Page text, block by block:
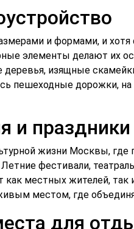
и формами, и
элементы делают их
деревья, изящные
пешеходные дорожки,
и праздники
жизни Москвы, где
фестивали,
как местных жителей,
местом, где
для